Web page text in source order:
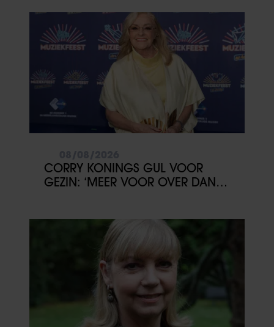
CORRY KONINGS GUL VOOR
GEZIN: ‘MEER VOOR OVER DAN